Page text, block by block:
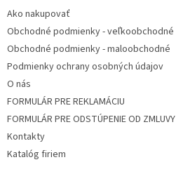
Ako nakupovať
Obchodné podmienky - veľkoobchodné
Obchodné podmienky - maloobchodné
Podmienky ochrany osobných údajov
O nás
FORMULÁR PRE REKLAMÁCIU
FORMULÁR PRE ODSTÚPENIE OD ZMLUVY
Kontakty
Katalóg firiem